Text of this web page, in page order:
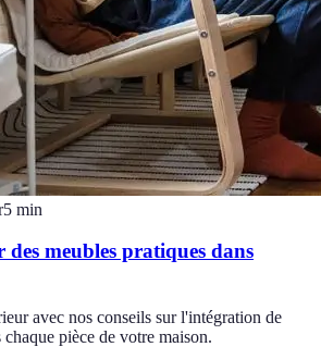
5 min
meubles pratiques dans
avec nos conseils sur l'intégration de
pièce de votre maison.